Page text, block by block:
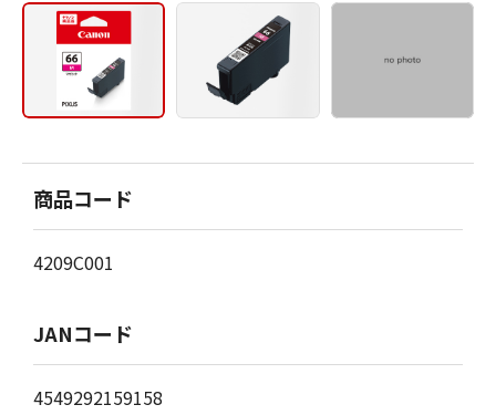
商品コード
4209C001
JANコード
4549292159158